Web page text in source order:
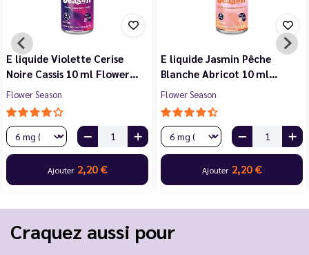
E liquide Violette Cerise
Noire Cassis 10 ml Flower…
Flower Season
Ajouter 2,20 €
E liquide Jasmin Pêche
Blanche Abricot 10 ml…
Flower Season
Ajouter 2,20 €
Craquez aussi pour